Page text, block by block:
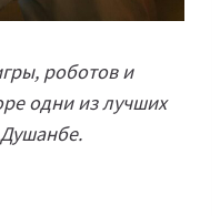
роботов и
одни из лучших